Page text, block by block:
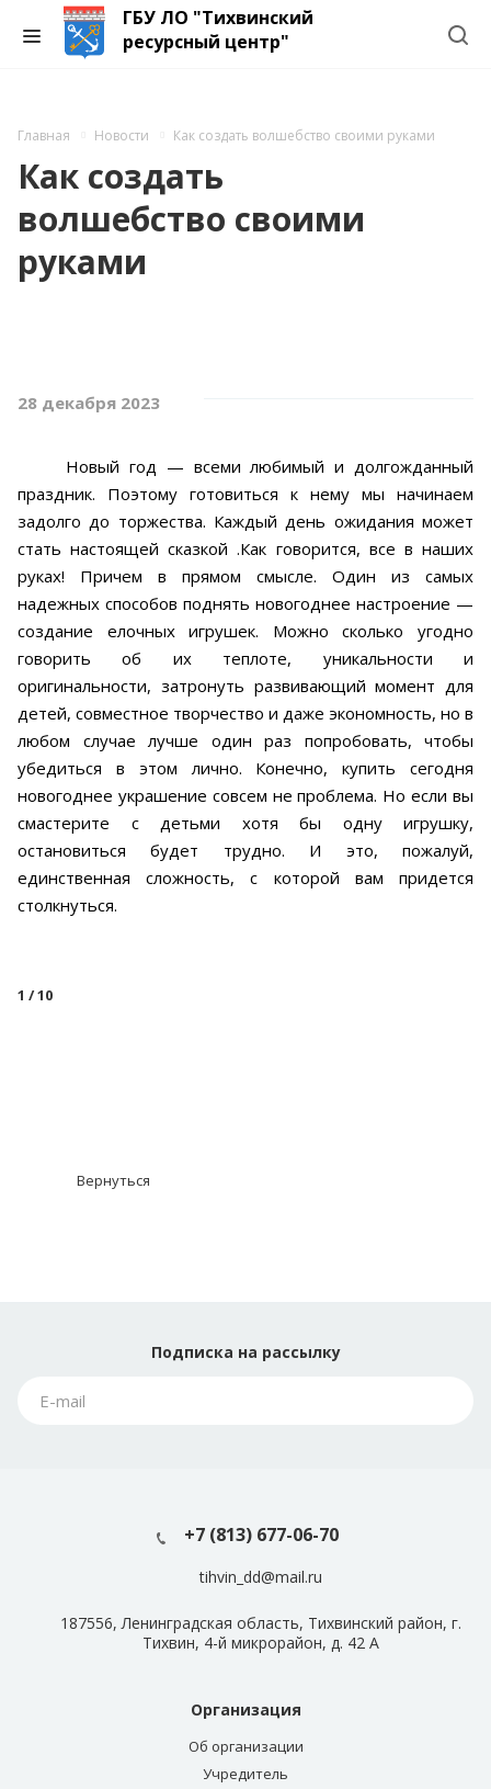
ГБУ ЛО "Тихвинский
ресурсный центр"
Главная Новости Как создать волшебство своими руками
Как создать
волшебство своими
руками
28 декабря 2023
Новый год — всеми любимый и долгожданный
праздник. Поэтому готовиться к нему мы начинаем
задолго до торжества. Каждый день ожидания может
стать настоящей сказкой .Как говорится, все в наших
руках! Причем в прямом смысле. Один из самых
надежных способов поднять новогоднее настроение —
создание елочных игрушек. Можно сколько угодно
говорить об их теплоте, уникальности и
оригинальности, затронуть развивающий момент для
детей, совместное творчество и даже экономность, но в
любом случае лучше один раз попробовать, чтобы
убедиться в этом лично. Конечно, купить сегодня
новогоднее украшение совсем не проблема. Но если вы
смастерите с детьми хотя бы одну игрушку,
остановиться будет трудно. И это, пожалуй,
единственная сложность, с которой вам придется
столкнуться.
1 / 10
Вернуться
Подписка на рассылку
+7 (813) 677-06-70
tihvin_dd@mail.ru
187556, Ленинградская область, Тихвинский район, г.
Тихвин, 4-й микрорайон, д. 42 А
Организация
Об организации
Учредитель